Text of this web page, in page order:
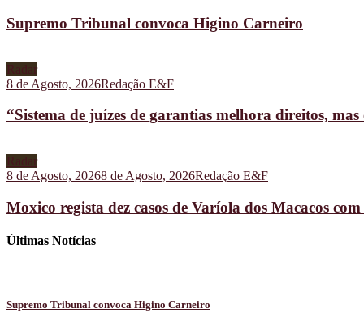
Supremo Tribunal convoca Higino Carneiro
Radar
8 de Agosto, 2026Redação E&F
“Sistema de juízes de garantias melhora direitos,
Radar
8 de Agosto, 20268 de Agosto, 2026Redação E&F
Moxico regista dez casos de Varíola dos Macacos
Últimas Notícias
Supremo Tribunal convoca Higino Carneiro